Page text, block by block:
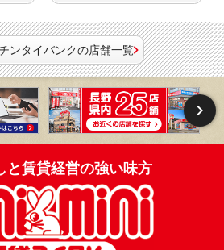
ンタイバンクの店舗一覧
と賃貸経営の強い味方